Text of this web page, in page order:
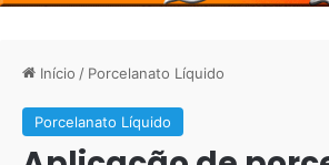
Início / Porcelanato Líquido
Porcelanato Líquido